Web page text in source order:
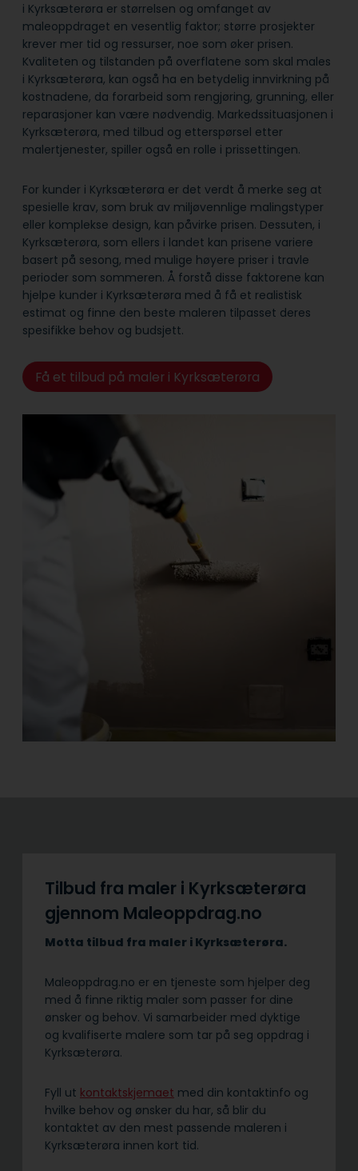
i Kyrksæterøra er størrelsen og omfanget av
maleoppdraget en vesentlig faktor; større prosjekter
krever mer tid og ressurser, noe som øker prisen.
Kvaliteten og tilstanden på overflatene som skal males
i Kyrksæterøra, kan også ha en betydelig innvirkning på
kostnadene, da forarbeid som rengjøring, grunning, eller
reparasjoner kan være nødvendig. Markedssituasjonen i
Kyrksæterøra, med tilbud og etterspørsel etter
malertjenester, spiller også en rolle i prissettingen.
For kunder i Kyrksæterøra er det verdt å merke seg at
spesielle krav, som bruk av miljøvennlige malingstyper
eller komplekse design, kan påvirke prisen. Dessuten, i
Kyrksæterøra, som ellers i landet kan prisene variere
basert på sesong, med mulige høyere priser i travle
perioder som sommeren. Å forstå disse faktorene kan
hjelpe kunder i Kyrksæterøra med å få et realistisk
estimat og finne den beste maleren tilpasset deres
spesifikke behov og budsjett.
Få et tilbud på maler i Kyrksæterøra
Tilbud fra maler i Kyrksæterøra
gjennom Maleoppdrag.no
Motta tilbud fra maler i Kyrksæterøra.
Maleoppdrag.no er en tjeneste som hjelper deg
med å finne riktig maler som passer for dine
ønsker og behov. Vi samarbeider med dyktige
og kvalifiserte malere som tar på seg oppdrag i
Kyrksæterøra.
Fyll ut kontaktskjemaet med din kontaktinfo og
hvilke behov og ønsker du har, så blir du
kontaktet av den mest passende maleren i
Kyrksæterøra innen kort tid.